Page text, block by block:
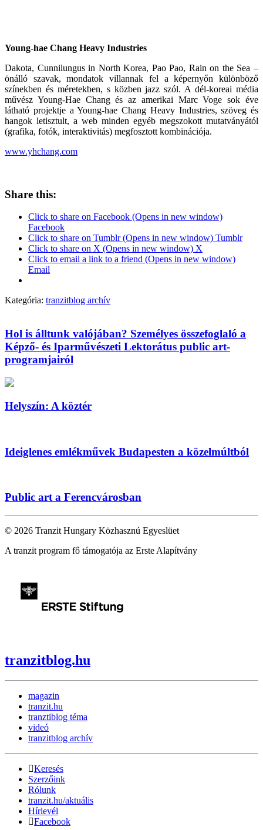
Young-hae Chang Heavy Industries
Dakota, Cunnilungus in North Korea, Pao Pao, Rain on the Sea –
önálló szavak, mondatok villannak fel a képernyőn különböző
színekben és méretekben, s közben jazz szól. A dél-koreai média
művész Young-Hae Chang és az amerikai Marc Voge sok éve
látható projektje a Young-hae Chang Heavy Industries, szöveg és
hangok letisztult, a web minden egyéb megszokott mutatványától
(grafika, fotók, interaktivitás) megfosztott kombinációja.
www.yhchang.com
Share this:
Click to share on Facebook (Opens in new window)
Facebook
Click to share on Tumblr (Opens in new window) Tumblr
Click to share on X (Opens in new window) X
Click to email a link to a friend (Opens in new window)
Email
Kategória: tranzitblog archív
Hol is álltunk valójában? Személyes összefoglaló a
Képző- és Iparművészeti Lektorátus public art-
programjairól
Helyszín: A köztér
Ideiglenes emlékművek Budapesten a közelmúltból
Public art a Ferencvárosban
© 2026 Tranzit Hungary Közhasznú Egyeslüet
A tranzit program fő támogatója az Erste Alapítvány
tranzitblog.hu
magazin
tranzit.hu
tranztiblog téma
videó
tranzitblog archív
Keresés
Szerzőink
Rólunk
tranzit.hu/aktuális
Hírlevél
Facebook